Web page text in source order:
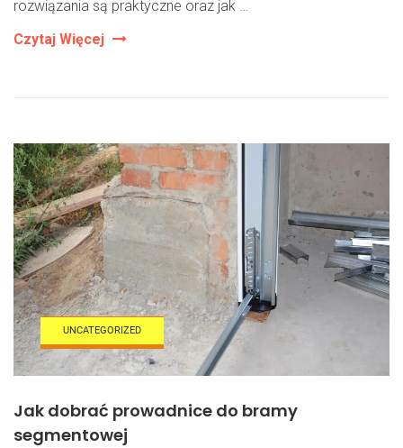
rozwiązania są praktyczne oraz jak …
Czytaj Więcej Jak
Segmentowej
–
Kwestie
Techniczne
Estetyczne
UNCATEGORIZED
Jak dobrać prowadnice do bramy
segmentowej